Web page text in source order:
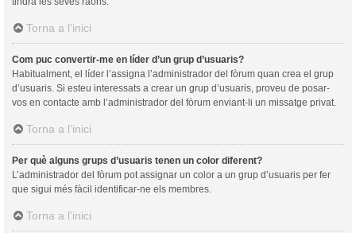
Torna a l’inici
Com puc convertir-me en líder d’un grup d’usuaris?
Habitualment, el líder l’assigna l’administrador del fòrum quan crea el grup
d’usuaris. Si esteu interessats a crear un grup d’usuaris, proveu de posar-
vos en contacte amb l’administrador del fòrum enviant-li un missatge privat.
Torna a l’inici
Per què alguns grups d’usuaris tenen un color diferent?
L’administrador del fòrum pot assignar un color a un grup d’usuaris per fer
que sigui més fàcil identificar-ne els membres.
Torna a l’inici